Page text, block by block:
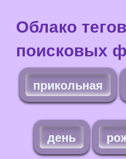
Облако
поисковых
прикольная
день